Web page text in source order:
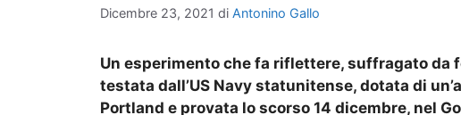
Dicembre 23, 2021 di Antonino Gallo
Un esperimento che fa riflettere, suffragato da
testata dall’US Navy statunitense, dotata di
Portland e provata lo scorso 14 dicembre, nel